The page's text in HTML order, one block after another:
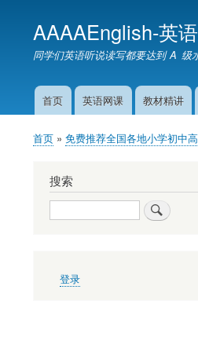
AAAAEnglish-英
同学们英语听说读写都要达到 A 级
航
首页 英语网课 教材精讲
面
首页 免费推荐全国各地小学初中
搜索
搜
索
户登录